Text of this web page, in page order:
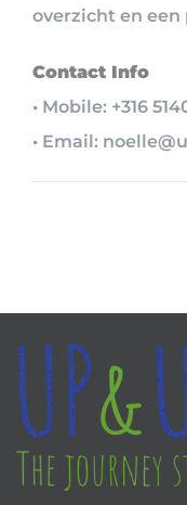
overzicht en een
Contact Info
• Mobile: +316
• Email: